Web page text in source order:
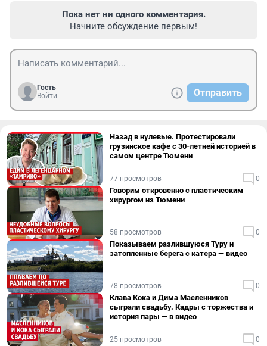
Пока нет ни одного комментария.
Начните обсуждение первым!
Гость
Войти
Отправить
Назад в нулевые. Протестировали
грузинское кафе с 30-летней историей в
самом центре Тюмени
77 просмотров 0
Говорим откровенно с пластическим
хирургом из Тюмени
58 просмотров 0
Показываем разлившуюся Туру и
затопленные берега с катера — видео
78 просмотров 0
Клава Кока и Дима Масленников
сыграли свадьбу. Кадры с торжества и
история пары — в видео
25 просмотров 0